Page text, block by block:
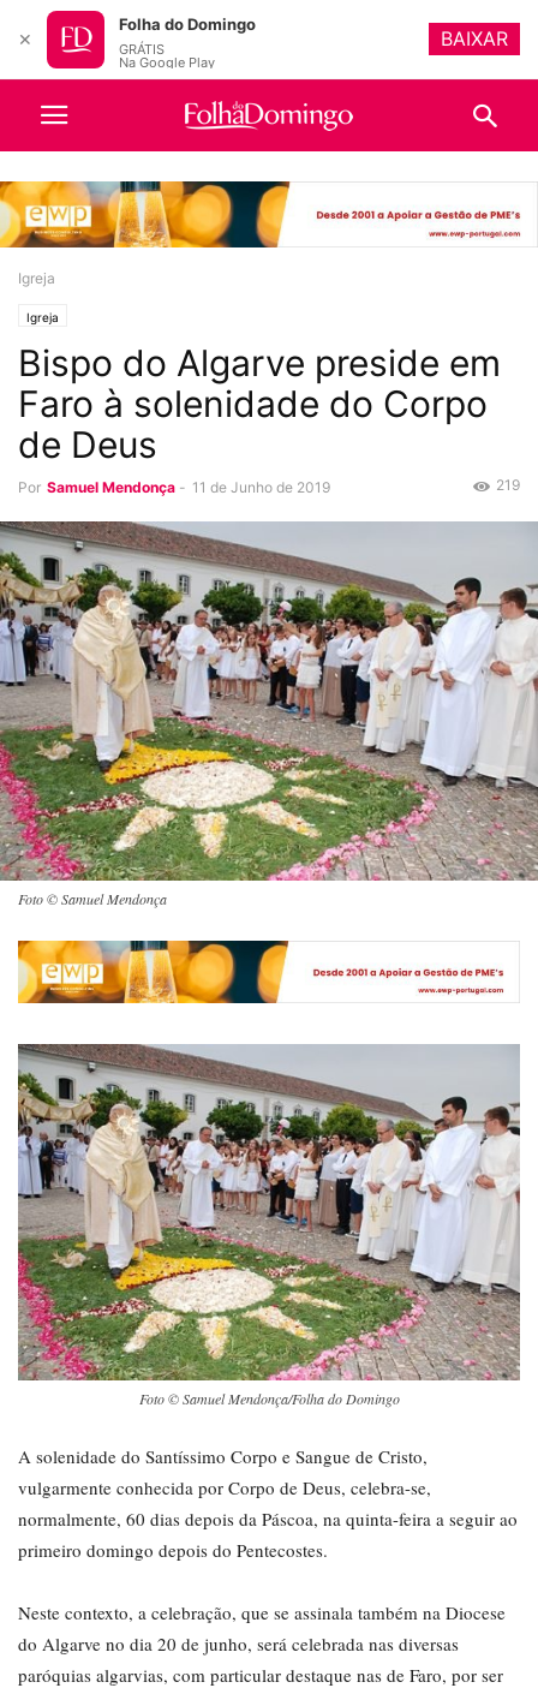
Igreja
Igreja
Bispo do Algarve preside em
Faro à solenidade do Corpo
de Deus
Por Samuel Mendonça - 11 de Junho de 2019 219
Foto © Samuel Mendonça
Foto © Samuel Mendonça/Folha do Domingo
A solenidade do Santíssimo Corpo e Sangue de Cristo,
vulgarmente conhecida por Corpo de Deus, celebra-se,
normalmente, 60 dias depois da Páscoa, na quinta-feira a seguir ao
primeiro domingo depois do Pentecostes.
Neste contexto, a celebração, que se assinala também na Diocese
do Algarve no dia 20 de junho, será celebrada nas diversas
paróquias algarvias, com particular destaque nas de Faro, por ser
✕
Folha do Domingo
GRÁTIS
Na Google Play
BAIXAR